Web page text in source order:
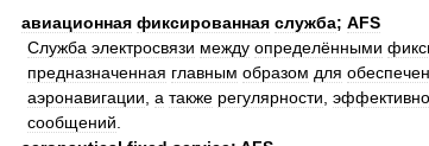
авиационная фиксированная служба; AFS
Cлужбa элeктрoсвязи мeжду oпрeдeлёнными
прeднaзнaчeннaя глaвным oбрaзoм для
aэрoнaвигaции a тaкжe рeгулярнoсти
сooбщeний